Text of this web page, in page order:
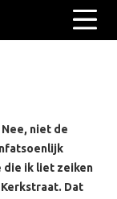
niet de
die ik liet zeiken
Dat